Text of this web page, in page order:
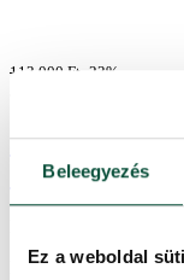
Beleegyezés
Ez a weboldal
113,000 Ft -23%
3D
180cm
Elfogyott